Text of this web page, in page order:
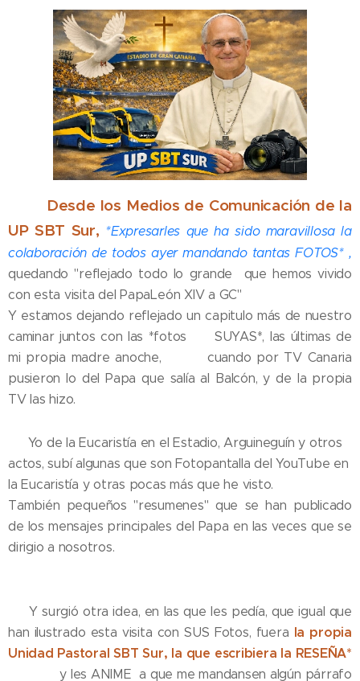
Desde los Medios de Comunicación de la
UP SBT Sur, *Expresarles que ha sido maravillosa la
colaboración de todos ayer mandando tantas FOTOS* ,
quedando "reflejado todo lo grande que hemos vivido
con esta visita del PapaLeón XIV a GC"
Y estamos dejando reflejado un capitulo más de nuestro
caminar juntos con las *fotos 📸 SUYAS*, las últimas de
mi propia madre anoche, 🫠🌟 cuando por TV Canaria
pusieron lo del Papa que salía al Balcón, y de la propia
TV las hizo.
✔️ Yo de la Eucaristía en el Estadio, Arguineguín y otros
actos, subí algunas que son Fotopantalla del YouTube en
la Eucaristía y otras pocas más que he visto.
También pequeños "resumenes" que se han publicado
de los mensajes principales del Papa en las veces que se
dirigio a nosotros.
✨️ Y surgió otra idea, en las que les pedía, que igual que
han ilustrado esta visita con SUS Fotos, fuera la propia
Unidad Pastoral SBT Sur, la que escribiera la RESEÑA*
✍🏼✍🏼✍🏼 y les ANIME a que me mandansen algún párrafo